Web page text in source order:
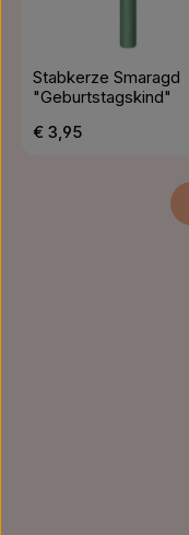
Stabkerze Smaragd
"Geburtstagskind"
Regulärer Preis:
€ 3,95